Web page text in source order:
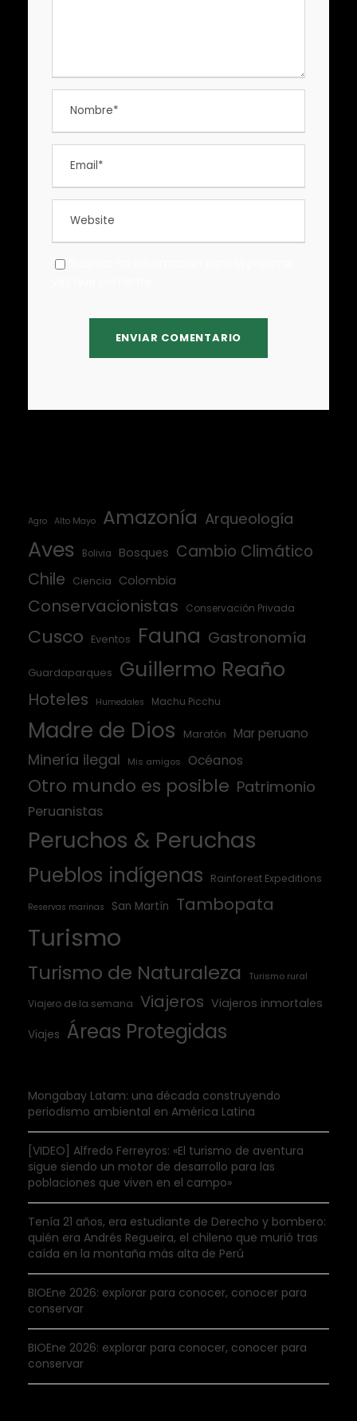
Agro Alto Mayo Amazonía Arqueología
Aves Bolivia Bosques Cambio Climático
Chile
Ciencia Colombia
Conservacionistas Conservación Privada
Cusco Eventos Fauna Gastronomía
Guardaparques Guillermo Reaño
Hoteles Humedales Machu Picchu
Madre de Dios Maratón Mar peruano
Minería ilegal Mis amigos Océanos
Otro mundo es posible Patrimonio
Peruanistas
Peruchos & Peruchas
Pueblos indígenas Rainforest Expeditions
Reservas marinas San Martín Tambopata
Turismo
Turismo de Naturaleza Turismo rural
Viajero de la semana Viajeros Viajeros inmortales
Viajes Áreas Protegidas
Mongabay Latam: una década construyendo
periodismo ambiental en América Latina
[VIDEO] Alfredo Ferreyros: «El turismo de aventura
sigue siendo un motor de desarrollo para las
poblaciones que viven en el campo»
Tenía 21 años, era estudiante de Derecho y bombero:
quién era Andrés Regueira, el chileno que murió tras
caída en la montaña más alta de Perú
BIOEne 2026: explorar para conocer, conocer para
conservar
BIOEne 2026: explorar para conocer, conocer para
conservar